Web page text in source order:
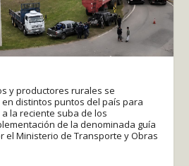
y productores rurales se
distintos puntos del país para
la reciente suba de los
de la denominada guía
el Ministerio de Transporte y Obras